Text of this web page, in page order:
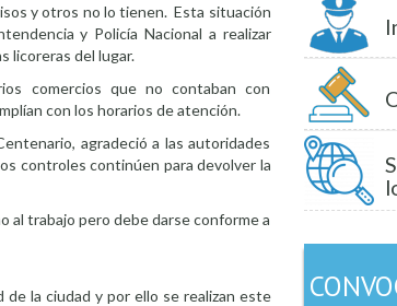
y otros no lo tienen. Esta situación
y Policía Nacional a realizar
licoreras del lugar.
comercios que no contaban con
con los horarios de atención.
agradeció a las autoridades
controles continúen para devolver la
al trabajo pero debe darse conforme a
de la ciudad y por ello se realizan este